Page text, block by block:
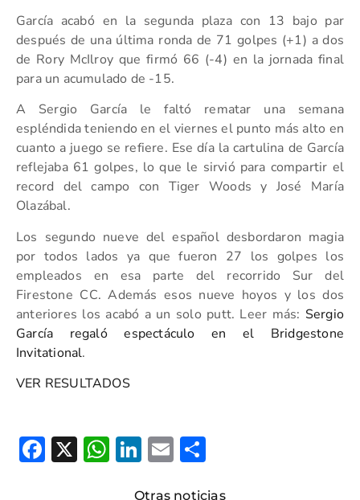
García acabó en la segunda plaza con 13 bajo par
después de una última ronda de 71 golpes (+1) a dos
de Rory McIlroy que firmó 66 (-4) en la jornada final
para un acumulado de -15.
A Sergio García le faltó rematar una semana
espléndida teniendo en el viernes el punto más alto en
cuanto a juego se refiere. Ese día la cartulina de García
reflejaba 61 golpes, lo que le sirvió para compartir el
record del campo con Tiger Woods y José María
Olazábal.
Los segundo nueve del español desbordaron magia
por todos lados ya que fueron 27 los golpes los
empleados en esa parte del recorrido Sur del
Firestone CC. Además esos nueve hoyos y los dos
anteriores los acabó a un solo putt. Leer más: Sergio
García regaló espectáculo en el Bridgestone
Invitational.
VER RESULTADOS
Facebook
X WhatsApp
LinkedIn
Email
Otras noticias